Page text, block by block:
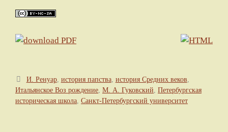
Метки
И. Ренуар, история папства, история Средних веков,
Итальянское Воз рождение, М. А. Гуковский, Петербургская
историческая школа, Санкт-Петербургский университет